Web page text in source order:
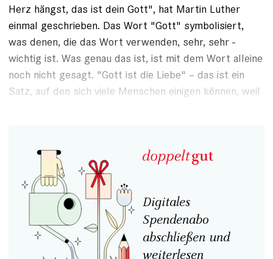
Herz hängst, das ist dein Gott", hat Martin Luther
einmal geschrieben. Das Wort "Gott" symbolisiert,
was denen, die das Wort verwenden, sehr, sehr ­
wichtig ist. Was genau das ist, ist mit dem Wort alleine
noch nicht gesagt. "Gott ist die Liebe" – das ist ein
Satz, auf den sich viele Menschen einigen können, weil
Digitales
Spendenabo
abschließen und
weiterlesen